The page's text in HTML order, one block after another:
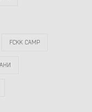
FCKK CAMP